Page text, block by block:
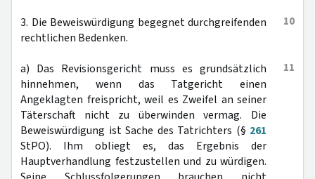
10
3. Die Beweiswürdigung begegnet durchgreifenden
rechtlichen Bedenken.
11
a) Das Revisionsgericht muss es grundsätzlich
hinnehmen, wenn das Tatgericht einen
Angeklagten freispricht, weil es Zweifel an seiner
Täterschaft nicht zu überwinden vermag. Die
Beweiswürdigung ist Sache des Tatrichters (§ 261
StPO). Ihm obliegt es, das Ergebnis der
Hauptverhandlung festzustellen und zu würdigen.